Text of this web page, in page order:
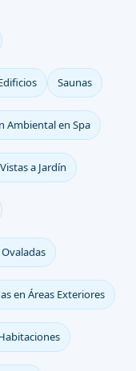
Saunas
Ambiental en Spa
a Jardín
en Áreas Exteriores